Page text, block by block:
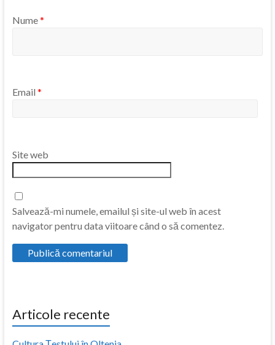
Nume*
Email *
Site web
Salvează-mi numele, emailul și site-ul web în acest
navigator pentru data viitoare când o să comentez.
Articole recente